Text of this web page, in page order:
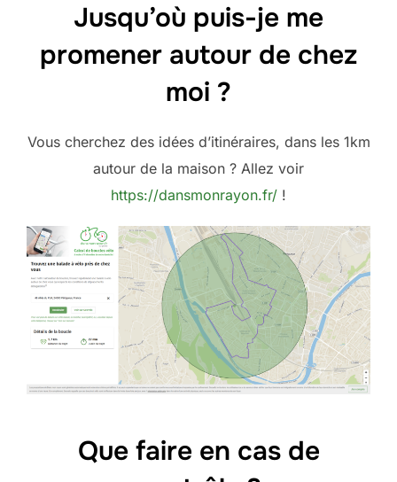
Jusqu’où puis-je me
promener autour de chez
moi ?
Vous cherchez des idées d’itinéraires, dans les 1km
autour de la maison ? Allez voir
https://dansmonrayon.fr/ !
Que faire en cas de